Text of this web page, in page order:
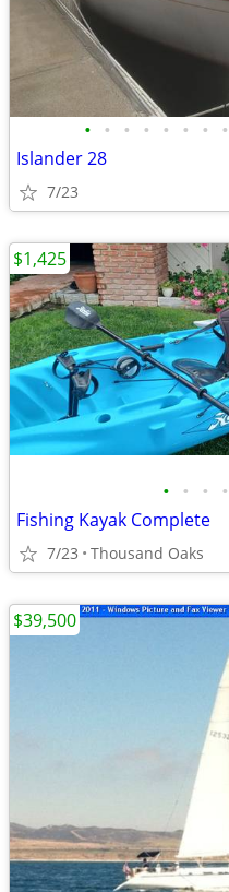
• • • • • • • •
Islander 28
7/23
• • • •
Fishing Kayak Complete
7/23 Thousand Oaks
$1,425
$39,500